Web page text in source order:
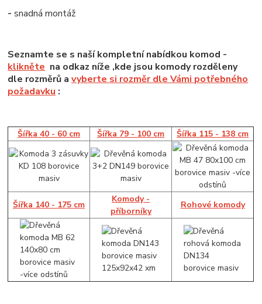
-snadná montáž
Seznamte se s naší kompletní nabídkou komod -
klikněte na odkaz níže ,kde jsou komody rozděleny
dle rozměrů avyberte si rozměr dle Vámi potřebného
požadavku :
Šířka 40 - 60 cm Šířka 79 - 100 cm Šířka 115 - 138 cm
Šířka 140 - 175 cm
Komody -
příborníky
Rohové komody